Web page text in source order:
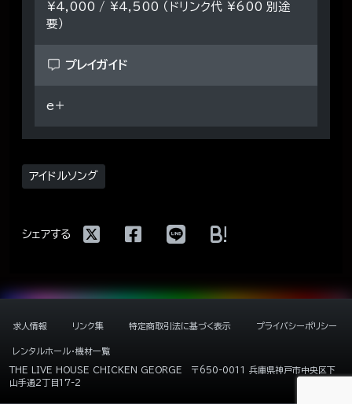
¥4,000 / ¥4,500 （ドリンク代 ¥600 別途
要）
プレイガイド
e＋
アイドルソング
シェアする !
求人情報 リンク集 特定商取引法に基づく表示 プライバシーポリシー
レンタルホール・機材一覧
THE LIVE HOUSE CHICKEN GEORGE 〒650-0011 兵庫県神戸市中央区下
山手通2丁目17-2